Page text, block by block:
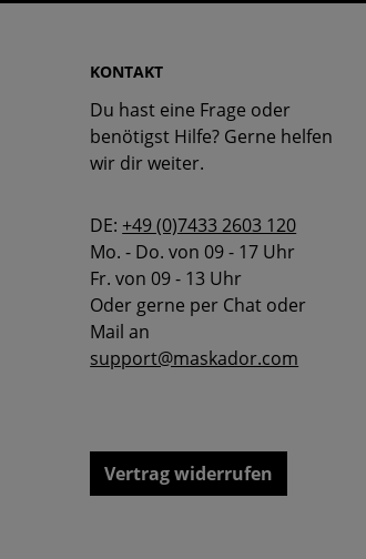
KONTAKT
Du hast eine Frage oder
benötigst Hilfe? Gerne helfen
wir dir weiter.
DE:+49 (0)7433 2603 120
Mo. - Do. von 09 - 17 Uhr
Fr. von 09 - 13 Uhr
Oder gerne per Chat oder
Mail an
support@maskador.com
Vertrag widerrufen